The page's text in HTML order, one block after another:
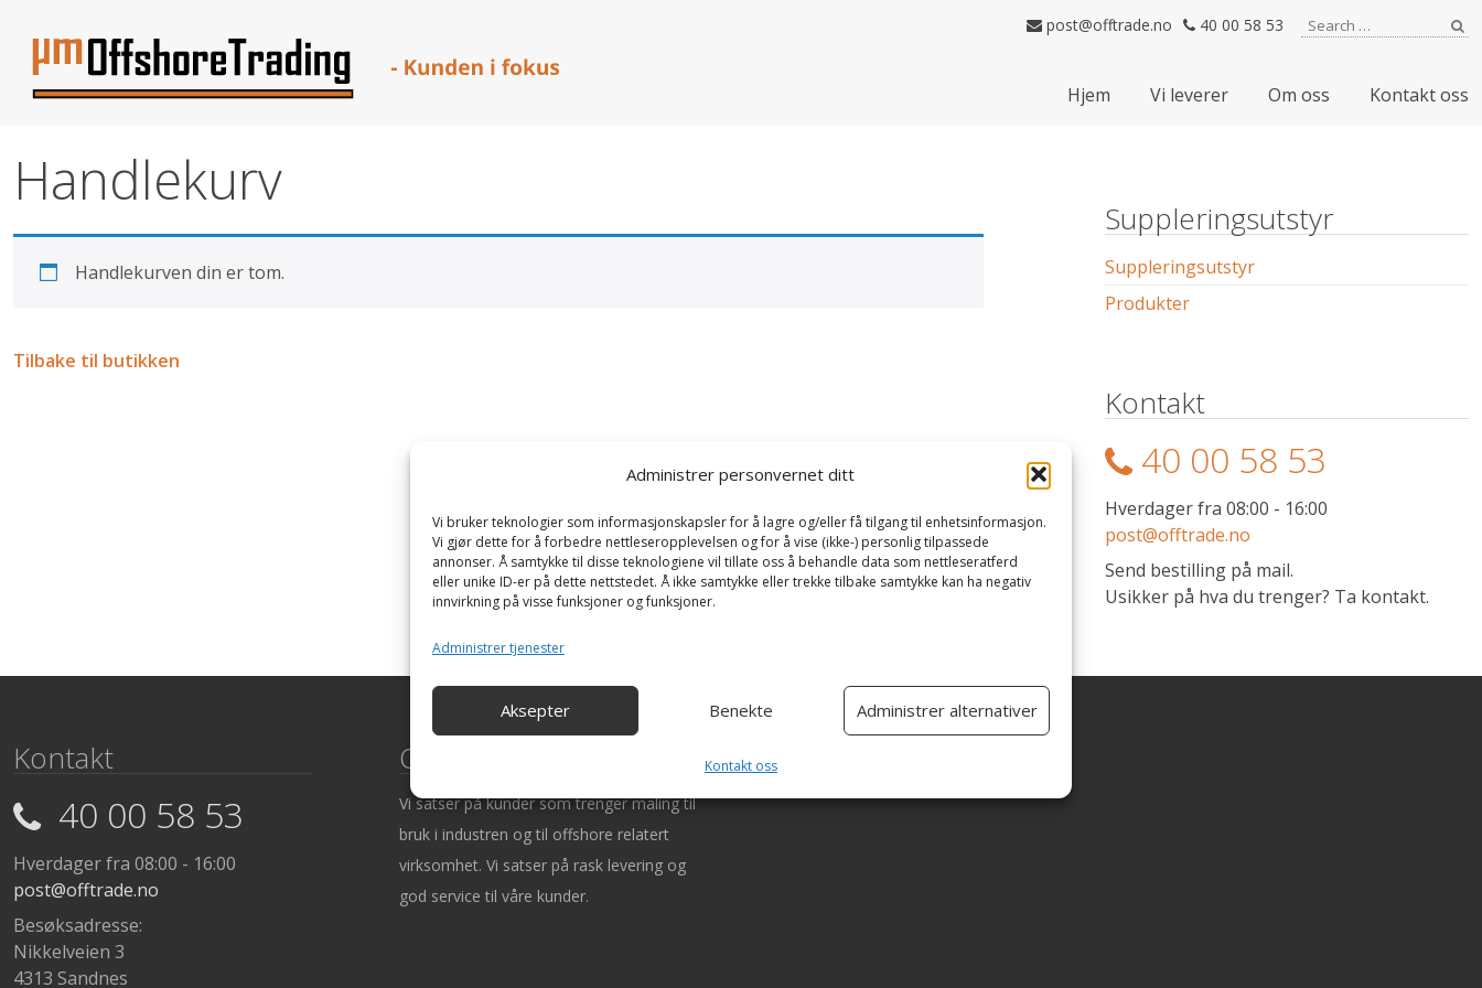
Administrer personvernet ditt
Vi bruker teknologier som informasjonskapsler for å lagre og/eller få tilgang til enhetsinformasjon.
Vi gjør dette for å forbedre nettleseropplevelsen og for å vise (ikke-) personlig tilpassede
annonser. Å samtykke til disse teknologiene vil tillate oss å behandle data som nettleseratferd
eller unike ID-er på dette nettstedet. Å ikke samtykke eller trekke tilbake samtykke kan ha negativ
innvirkning på visse funksjoner og funksjoner.
Administrer tjenester
Aksepter Benekte Administrer alternativer
Kontakt oss
Hjem Vi leverer Om oss Kontakt oss
post@offtrade.no 40 00 58 53
Handlekurv
Handlekurven din er tom.
Tilbake til butikken
Suppleringsutstyr
Suppleringsutstyr
Produkter
Kontakt
40 00 58 53
Hverdager fra 08:00 - 16:00
post@offtrade.no
Send bestilling på mail.
Usikker på hva du trenger? Ta kontakt.
Kontakt
40 00 58 53
Hverdager fra 08:00 - 16:00
post@offtrade.no
Besøksadresse:
Nikkelveien 3
4313 Sandnes
Om oss
Vi satser på kunder som trenger maling til
bruk i industren og til offshore relatert
virksomhet. Vi satser på rask levering og
god service til våre kunder.